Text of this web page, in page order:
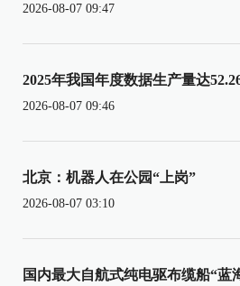
2026-08-07 09:47
2025年我国年度数据生产量达
2026-08-07 09:46
北京：机器人在公园“上岗”
2026-08-07 03:10
国内最大自航式纯电驱布缆船“蓝